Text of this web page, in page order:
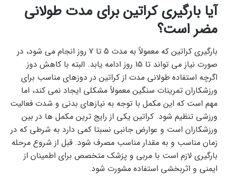
آیا بارگیری کراتین برای مدت طولانی
مضر است؟
بارگیری کراتین که معمولاً به مدت 5 تا 7 روز انجام می شود، در
صورت نیاز می تواند تا 15 روز ادامه یابد. البته با کاهش دوز.
اگرچه استفاده طولانی مدت از کراتین در دوزهای مناسب برای
ورزشکاران تمرینات سنگین معمولاً مشکلی ایجاد نمی کند، اما
مهم است که این مکمل با توجه به نیازهای بدنی و شدت فعالیت
ورزشی تنظیم شود. کراتین یکی از رایج ترین مکمل ها در بین
ورزشکاران است و عوارض جانبی نسبتا کمی دارد به شرطی که در
زمان مناسب و به مقدار مناسب مصرف شود. قبل از شروع مرحله
بارگیری لازم است با مربی و پزشک متخصص برای اطمینان از
ایمنی و اثربخشی استفاده مشورت شود.